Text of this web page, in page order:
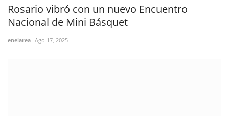
Rosario vibró con un nuevo Encuentro
Nacional de Mini Básquet
enelarea Ago 17, 2025